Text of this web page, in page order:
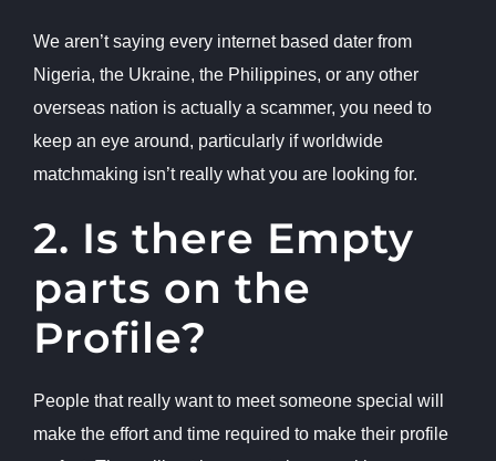
We aren’t saying every internet based dater from
Nigeria, the Ukraine, the Philippines, or any other
overseas nation is actually a scammer, you need to
keep an eye around, particularly if worldwide
matchmaking isn’t really what you are looking for.
2. Is there Empty
parts on the
Profile?
People that really want to meet someone special will
make the effort and time required to make their profile